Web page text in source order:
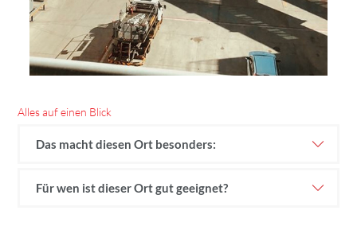
Alles auf einen Blick
Das macht diesen Ort besonders:
Für wen ist dieser Ort gut geeignet?